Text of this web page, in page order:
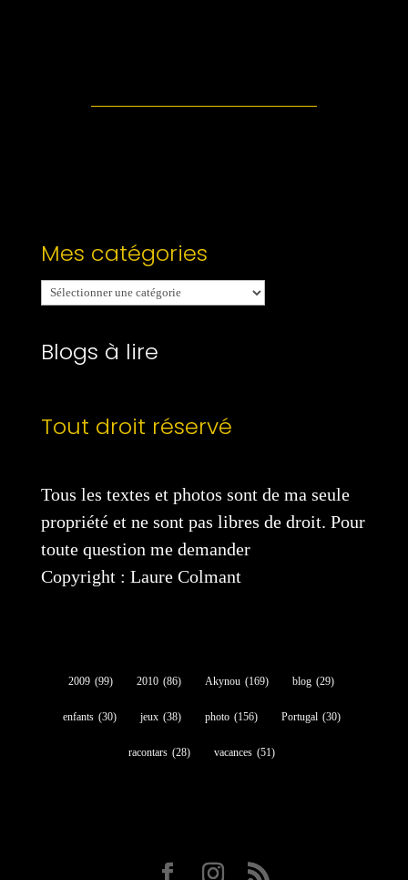
Mes catégories
Mes
catégories
Blogs à lire
Tout droit réservé
Tous les textes et photos sont de ma seule
propriété et ne sont pas libres de droit. Pour
toute question me demander
Copyright : Laure Colmant
2009 (99) 2010 (86) Akynou (169) blog (29)
enfants (30) jeux (38) photo (156) Portugal (30)
racontars (28) vacances (51)